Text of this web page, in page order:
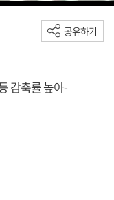
공유하기
감축률 높아-